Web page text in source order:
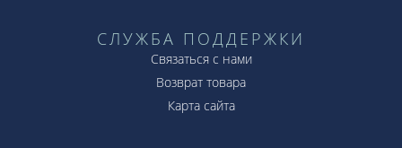
СЛУЖБА ПОДДЕРЖКИ
Связаться с нами
Возврат товара
Карта сайта